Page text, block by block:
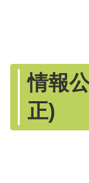
情報
正)